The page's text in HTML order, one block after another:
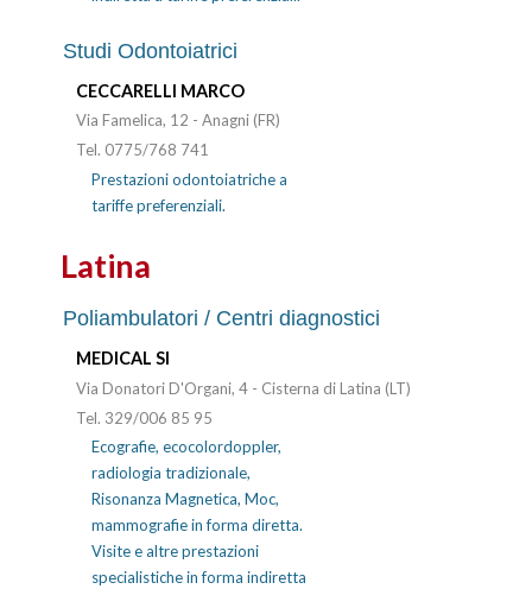
Studi Odontoiatrici
CECCARELLI MARCO
Via Famelica, 12 - Anagni (FR)
Tel. 0775/768 741
Prestazioni odontoiatriche a
tariffe preferenziali.
Latina
Poliambulatori / Centri diagnostici
MEDICAL SI
Via Donatori D'Organi, 4 - Cisterna di Latina (LT)
Tel. 329/006 85 95
Ecografie, ecocolordoppler,
radiologia tradizionale,
Risonanza Magnetica, Moc,
mammografie in forma diretta.
Visite e altre prestazioni
specialistiche in forma indiretta